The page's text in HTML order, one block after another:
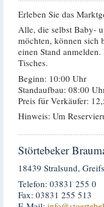
Erleben Sie das
Alle, die selbst Baby-
möchten, können sich
einen Stand
Tisches.
Beginn: 10:00 Uhr
Standaufbau: 08:00
Preis für Verkäufer:
Hinweis: Um
Störtebeker
18439 Stralsund,
Telefon: 03831 255 0
Fax: 03831 255 513